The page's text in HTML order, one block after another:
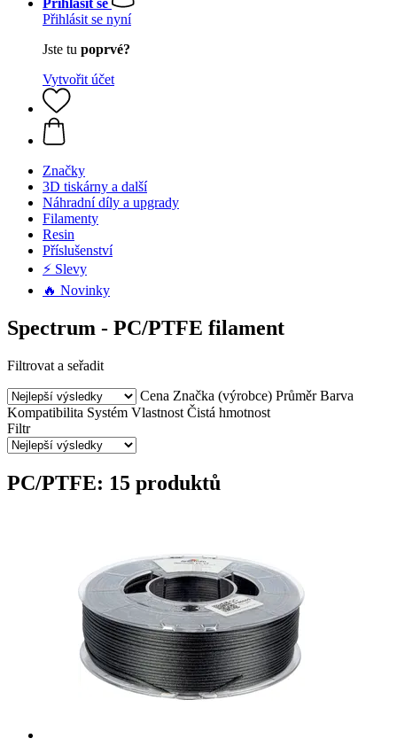
Přihlásit se
Přihlásit se nyní
Jste tu poprvé?
Vytvořit účet
Značky
3D tiskárny a další
Náhradní díly a upgrady
Filamenty
Resin
Příslušenství
⚡ Slevy
🔥 Novinky
Spectrum - PC/PTFE filament
Filtrovat a seřadit
Cena Značka (výrobce) Průměr Barva
Kompatibilita Systém Vlastnost Čistá hmotnost
Filtr
PC/PTFE: 15 produktů